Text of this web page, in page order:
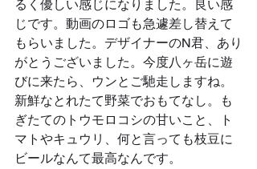
るく優しい感じになりました。良い感
じです。動画のロゴも急遽差し替えて
もらいました。デザイナーのN君、あり
がとうございました。今度八ヶ岳に遊
びに来たら、ウンとご馳走しますね。
新鮮なとれたて野菜でおもてなし。も
ぎたてのトウモロコシの甘いこと、ト
マトやキュウリ、何と言っても枝豆に
ビールなんて最高なんです。